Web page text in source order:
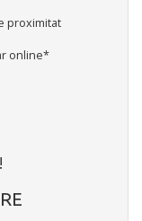
proximitat
online*